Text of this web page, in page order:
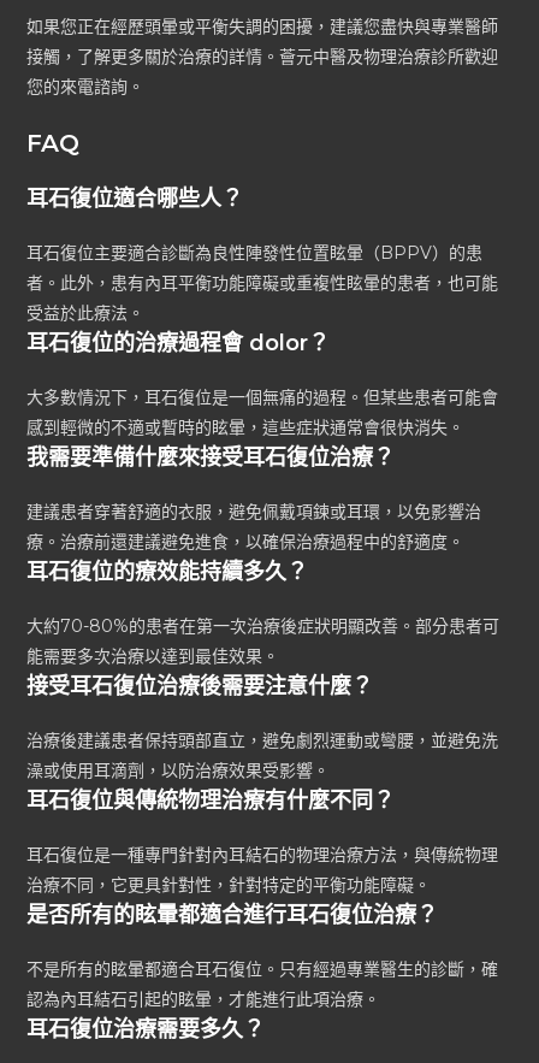
如果您正在經歷頭暈或平衡失調的困擾，建議您盡快與專業醫師
接觸，了解更多關於治療的詳情。薈元中醫及物理治療診所歡迎
您的來電諮詢。
FAQ
耳石復位適合哪些人？
耳石復位主要適合診斷為良性陣發性位置眩暈（BPPV）的患
者。此外，患有內耳平衡功能障礙或重複性眩暈的患者，也可能
受益於此療法。
耳石復位的治療過程會 dolor？
大多數情況下，耳石復位是一個無痛的過程。但某些患者可能會
感到輕微的不適或暫時的眩暈，這些症狀通常會很快消失。
我需要準備什麼來接受耳石復位治療？
建議患者穿著舒適的衣服，避免佩戴項鍊或耳環，以免影響治
療。治療前還建議避免進食，以確保治療過程中的舒適度。
耳石復位的療效能持續多久？
大約70-80%的患者在第一次治療後症狀明顯改善。部分患者可
能需要多次治療以達到最佳效果。
接受耳石復位治療後需要注意什麼？
治療後建議患者保持頭部直立，避免劇烈運動或彎腰，並避免洗
澡或使用耳滴劑，以防治療效果受影響。
耳石復位與傳統物理治療有什麼不同？
耳石復位是一種專門針對內耳結石的物理治療方法，與傳統物理
治療不同，它更具針對性，針對特定的平衡功能障礙。
是否所有的眩暈都適合進行耳石復位治療？
不是所有的眩暈都適合耳石復位。只有經過專業醫生的診斷，確
認為內耳結石引起的眩暈，才能進行此項治療。
耳石復位治療需要多久？